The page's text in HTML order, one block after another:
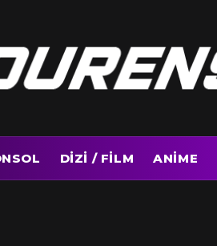
DIZI / FILM ANIME